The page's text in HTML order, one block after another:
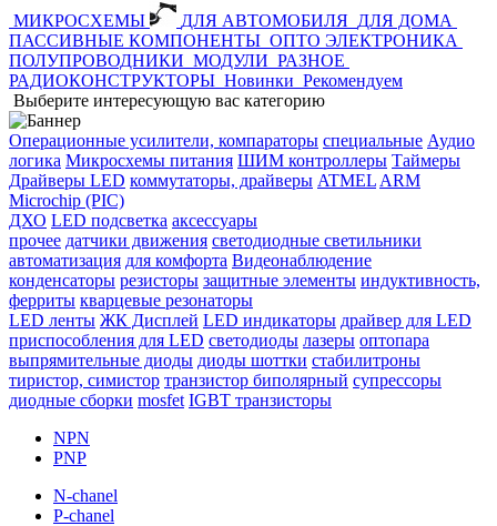
МИКРОСХЕМЫ
ДЛЯ АВТОМОБИЛЯ ДЛЯ ДОМА
ПАССИВНЫЕ КОМПОНЕНТЫ ОПТО ЭЛЕКТРОНИКА
ПОЛУПРОВОДНИКИ МОДУЛИ РАЗНОЕ
РАДИОКОНСТРУКТОРЫ Новинки Рекомендуем
Выберите интересующую вас категорию
Операционные усилители, компараторы специальные Аудио
логика Микросхемы питания ШИМ контроллеры Таймеры
Драйверы LED коммутаторы, драйверы ATMEL ARM
Microchip (PIC)
ДХО LED подсветка аксессуары
прочее датчики движения светодиодные светильники
автоматизация для комфорта Видеонаблюдение
конденсаторы резисторы защитные элементы индуктивность,
ферриты кварцевые резонаторы
LED ленты ЖК Дисплей LED индикаторы драйвер для LED
приспособления для LED светодиоды лазеры оптопара
выпрямительные диоды диоды шоттки стабилитроны
тиристор, симистор транзистор биполярный супрессоры
диодные сборки mosfet IGBT транзисторы
NPN
PNP
N-chanel
P-chanel